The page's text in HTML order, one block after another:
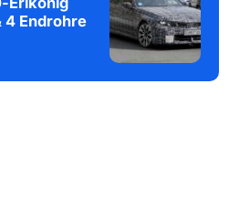
4 Endrohre